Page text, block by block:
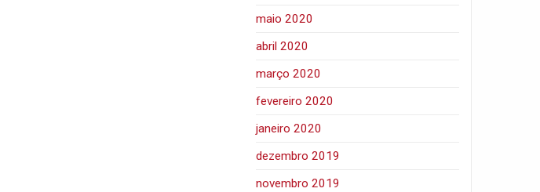
maio 2020
abril 2020
março 2020
fevereiro 2020
janeiro 2020
dezembro 2019
novembro 2019